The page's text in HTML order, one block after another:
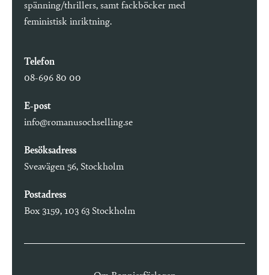
spänning/thrillers, samt fackböcker med
feministisk inriktning.
Telefon
08-696 80 00
E-post
info@romanusochselling.se
Besöksadress
Sveavägen 56, Stockholm
Postadress
Box 3159, 103 63 Stockholm